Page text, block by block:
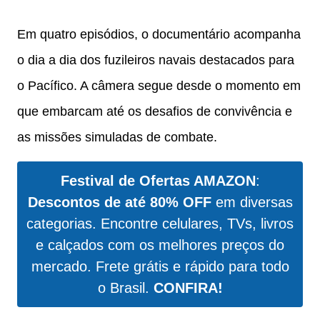
Em quatro episódios, o documentário acompanha
o dia a dia dos fuzileiros navais destacados para
o Pacífico. A câmera segue desde o momento em
que embarcam até os desafios de convivência e
as missões simuladas de combate.
Festival de Ofertas AMAZON:
Descontos de até 80% OFFem diversas
categorias. Encontre celulares, TVs, livros
e calçados com os melhores preços do
mercado. Frete grátis e rápido para todo
o Brasil. CONFIRA!